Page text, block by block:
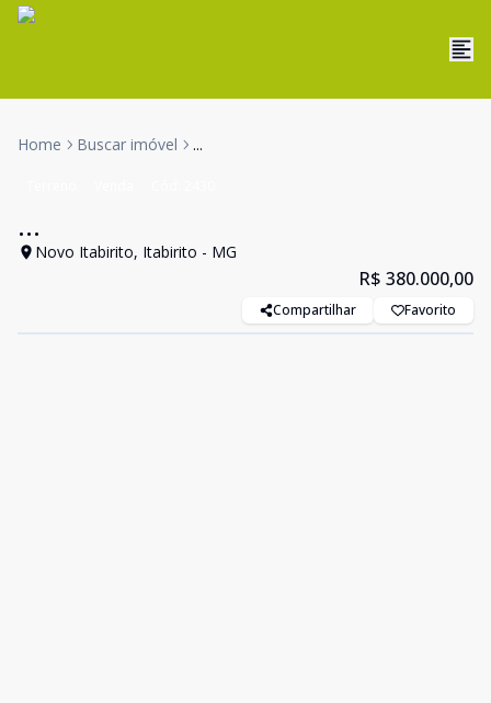
Home Buscar imóvel ...
...
Novo Itabirito, Itabirito - MG
R$ 380.000,00
Compartilhar Favorito